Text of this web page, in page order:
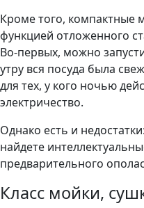
Кроме того, компактные
функцией отложенного
Во-первых, можно
утру вся посуда была
для тех, у кого ночью
электричество.
Однако есть и
найдете
предварительного
Класс мойки,